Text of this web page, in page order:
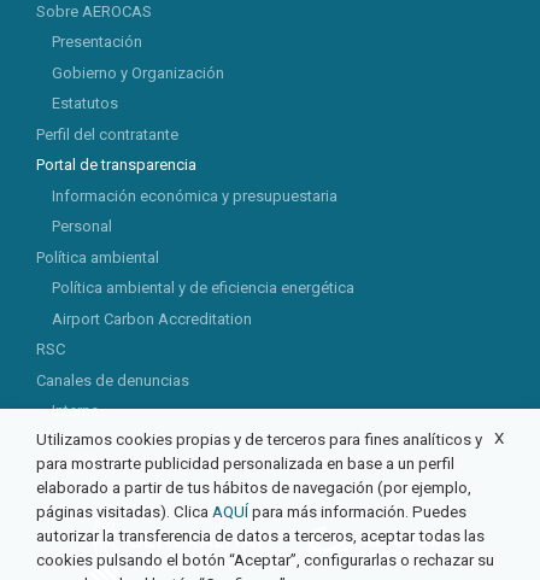
Sobre AEROCAS
Presentación
Gobierno y Organización
Estatutos
Perfil del contratante
Portal de transparencia
Información económica y presupuestaria
Personal
Política ambiental
Política ambiental y de eficiencia energética
Airport Carbon Accreditation
RSC
Canales de denuncias
Interno
Externo
X
Utilizamos cookies propias y de terceros para fines analíticos y
para mostrarte publicidad personalizada en base a un perfil
elaborado a partir de tus hábitos de navegación (por ejemplo,
páginas visitadas). Clica AQUÍ para más información. Puedes
autorizar la transferencia de datos a terceros, aceptar todas las
cookies pulsando el botón “Aceptar”, configurarlas o rechazar su